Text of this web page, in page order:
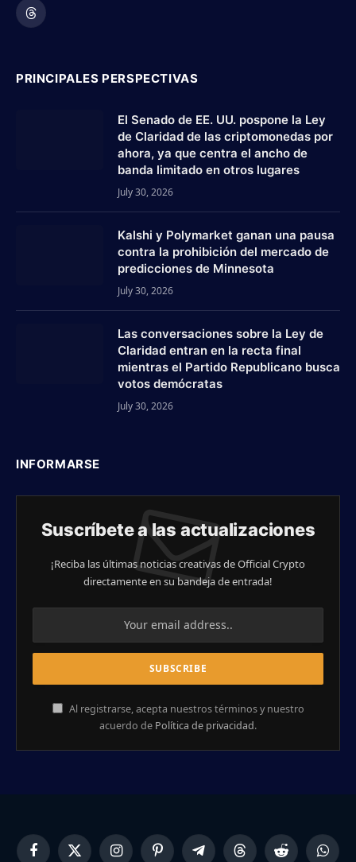
Threads
PRINCIPALES PERSPECTIVAS
El Senado de EE. UU. pospone la Ley
de Claridad de las criptomonedas por
ahora, ya que centra el ancho de
banda limitado en otros lugares
July 30, 2026
Kalshi y Polymarket ganan una pausa
contra la prohibición del mercado de
predicciones de Minnesota
July 30, 2026
Las conversaciones sobre la Ley de
Claridad entran en la recta final
mientras el Partido Republicano busca
votos demócratas
July 30, 2026
INFORMARSE
Suscríbete a las actualizaciones
¡Reciba las últimas noticias creativas de Official Crypto
directamente en su bandeja de entrada!
Al registrarse, acepta nuestros términos y nuestro
acuerdo de Política de privacidad.
FacebookX InstagramPinterestTelegramThreads Reddit